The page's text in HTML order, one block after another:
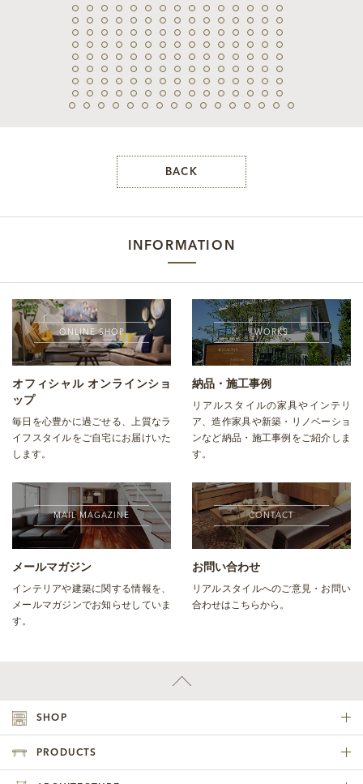
BACK
INFORMATION
ONLINE SHOP
オフィシャル オンラインショ
ップ
毎日を心豊かに過ごせる、上質なラ
イフスタイルをご自宅にお届けいた
します。
WORKS
納品・施工事例
リアルスタイルの家具やインテリ
ア、造作家具や新築・リノベーショ
ンなど納品・施工事例をご紹介しま
す。
MAIL MAGAZINE
メールマガジン
インテリアや建築に関する情報を、
メールマガジンでお知らせしていま
す。
CONTACT
お問い合わせ
リアルスタイルへのご意見・お問い
合わせはこちらから。
SHOP
PRODUCTS